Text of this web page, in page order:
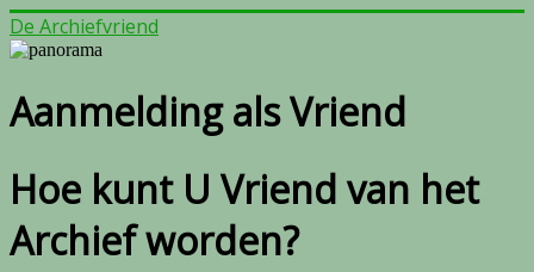
De Archiefvriend
Aanmelding als Vriend
Hoe kunt U Vriend van het
Archief worden?